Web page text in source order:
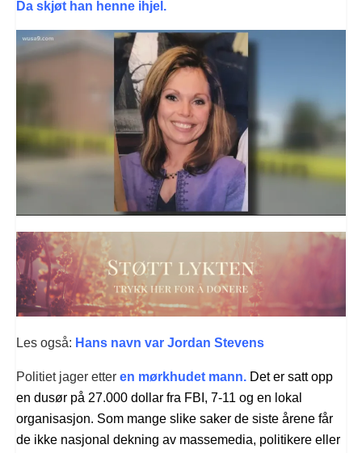
Da skjøt han henne ihjel.
Les også: Hans navn var Jordan Stevens
Politiet jager etter en mørkhudet mann. Det er satt opp
en dusør på 27.000 dollar fra FBI, 7-11 og en lokal
organisasjon. Som mange slike saker de siste årene får
de ikke nasjonal dekning av massemedia, politikere eller